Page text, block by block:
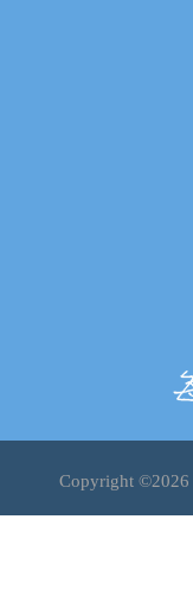
Copyright ©2026